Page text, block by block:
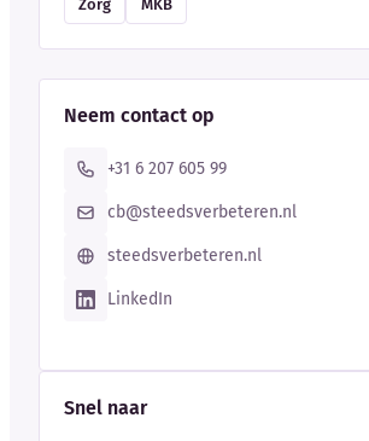
Zorg
MKB
Neem contact op
+31 6 207 605 99
cb@steedsverbeteren.nl
steedsverbeteren.nl
LinkedIn
Snel naar